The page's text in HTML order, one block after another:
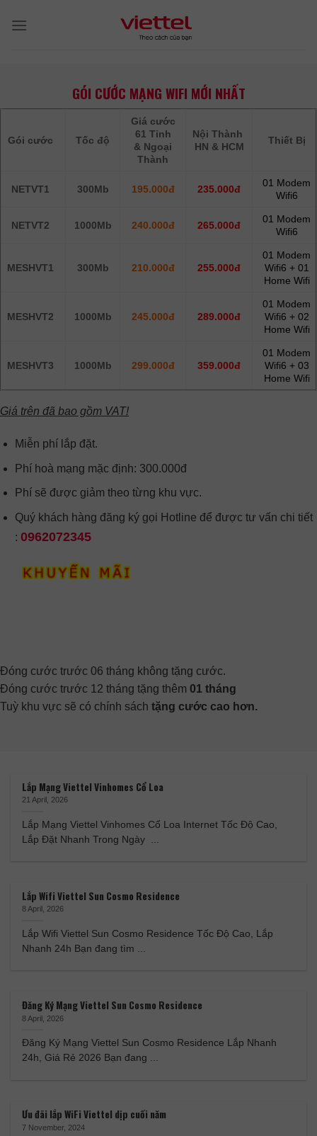
GÓI CƯỚC MẠNG WIFI MỚI NHẤT
Gói cước Tốc độ
Giá cước
61 Tỉnh
& Ngoại
Thành
Nội Thành
HN & HCM
Thiết Bị
NETVT1 300Mb 195.000đ 235.000đ
01 Modem
Wifi6
NETVT2 1000Mb 240.000đ 265.000đ
01 Modem
Wifi6
MESHVT1 300Mb 210.000đ 255.000đ
01 Modem
Wifi6 + 01
Home Wifi
MESHVT2 1000Mb 245.000đ 289.000đ
01 Modem
Wifi6 + 02
Home Wifi
MESHVT3 1000Mb 299.000đ 359.000đ
01 Modem
Wifi6 + 03
Home Wifi
Giá trên đã bao gồm VAT!
Miễn phí lắp đặt.
Phí hoà mạng mặc định: 300.000đ
Phí sẽ được giảm theo từng khu vực.
Quý khách hàng đăng ký gọi Hotline để được tư vấn chi tiết
: 0962072345
Đóng cước trước 06 tháng không tặng cước.
Đóng cước trước 12 tháng tặng thêm 01 tháng
Tuỳ khu vực sẽ có chính sách tặng cước cao hơn.
Lắp Mạng Viettel Vinhomes Cổ Loa
21 April, 2026
Lắp Mạng Viettel Vinhomes Cổ Loa Internet Tốc Độ Cao,
Lắp Đặt Nhanh Trong Ngày ...
Lắp Wifi Viettel Sun Cosmo Residence
8 April, 2026
Lắp Wifi Viettel Sun Cosmo Residence Tốc Độ Cao, Lắp
Nhanh 24h Bạn đang tìm ...
Đăng Ký Mạng Viettel Sun Cosmo Residence
8 April, 2026
Đăng Ký Mạng Viettel Sun Cosmo Residence Lắp Nhanh
24h, Giá Rẻ 2026 Bạn đang ...
Ưu đãi lắp WiFi Viettel dịp cuối năm
7 November, 2024